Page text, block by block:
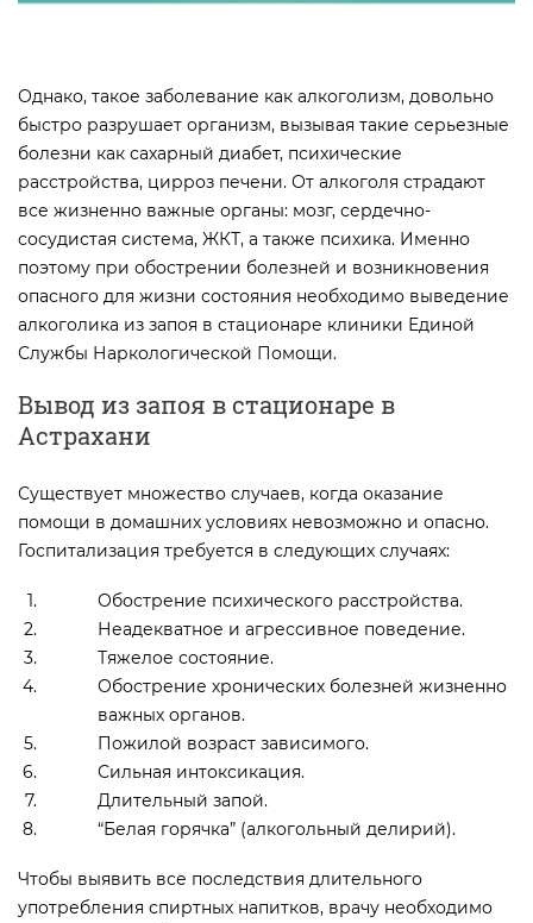
Однако, такое заболевание как алкоголизм, довольно
быстро разрушает организм, вызывая такие серьезные
болезни как сахарный диабет, психические
расстройства, цирроз печени. От алкоголя страдают
все жизненно важные органы: мозг, сердечно-
сосудистая система, ЖКТ, а также психика. Именно
поэтому при обострении болезней и возникновения
опасного для жизни состояния необходимо выведение
алкоголика из запоя в стационаре клиники Единой
Службы Наркологической Помощи.
Вывод из запоя в стационаре в
Астрахани
Существует множество случаев, когда оказание
помощи в домашних условиях невозможно и опасно.
Госпитализация требуется в следующих случаях:
Обострение психического расстройства.
Неадекватное и агрессивное поведение.
Тяжелое состояние.
Обострение хронических болезней жизненно
важных органов.
Пожилой возраст зависимого.
Сильная интоксикация.
Длительный запой.
“Белая горячка” (алкогольный делирий).
Чтобы выявить все последствия длительного
употребления спиртных напитков, врачу необходимо